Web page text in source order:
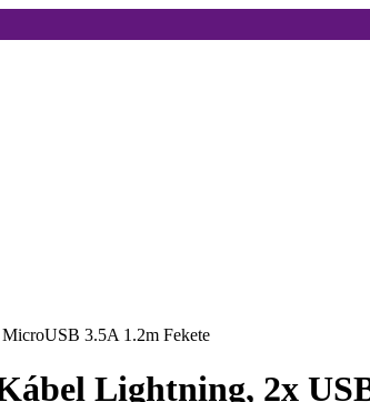
3.5A 1.2m Fekete
Lightning, 2x